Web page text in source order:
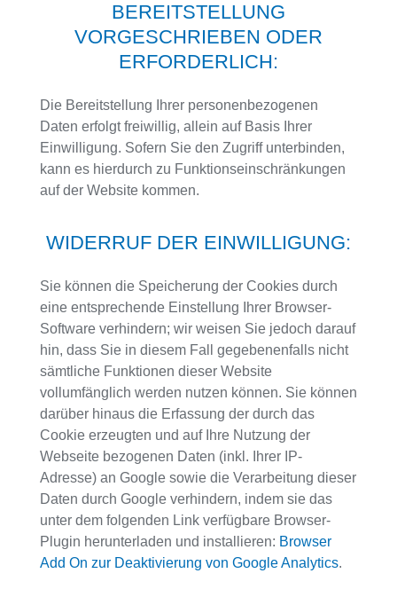
BEREITSTELLUNG
VORGESCHRIEBEN ODER
ERFORDERLICH:
Die Bereitstellung Ihrer personenbezogenen
Daten erfolgt freiwillig, allein auf Basis Ihrer
Einwilligung. Sofern Sie den Zugriff unterbinden,
kann es hierdurch zu Funktionseinschränkungen
auf der Website kommen.
WIDERRUF DER EINWILLIGUNG:
Sie können die Speicherung der Cookies durch
eine entsprechende Einstellung Ihrer Browser-
Software verhindern; wir weisen Sie jedoch darauf
hin, dass Sie in diesem Fall gegebenenfalls nicht
sämtliche Funktionen dieser Website
vollumfänglich werden nutzen können. Sie können
darüber hinaus die Erfassung der durch das
Cookie erzeugten und auf Ihre Nutzung der
Webseite bezogenen Daten (inkl. Ihrer IP-
Adresse) an Google sowie die Verarbeitung dieser
Daten durch Google verhindern, indem sie das
unter dem folgenden Link verfügbare Browser-
Plugin herunterladen und installieren: Browser
Add On zur Deaktivierung von Google Analytics.